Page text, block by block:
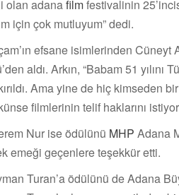
olan adanafilmfestivalinin
için çok mutluyum” dedi.
efsane isimlerinden Cüneyt
aldı. Arkın, “Babam 51
Ama yine de hiç kimseden
filmlerinin telif haklarını
Nur ise ödülünü MHP Adana
emeği geçenlere teşekkür etti.
Turan’a ödülünü de Adana